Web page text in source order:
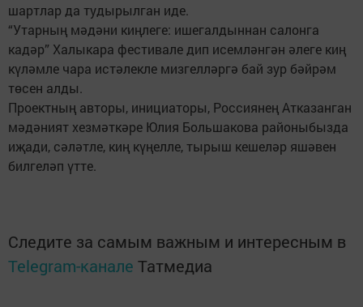
шартлар да тудырылган иде.
“Утарның мәдәни киңлеге: ишегалдыннан салонга
кадәр” Халыкара фестивале дип исемләнгән әлеге киң
күләмле чара истәлекле мизгелләргә бай зур бәйрәм
төсен алды.
Проектның авторы, инициаторы, Россиянең Атказанган
мәдәният хезмәткәре Юлия Большакова районыбызда
иҗади, сәләтле, киң күңелле, тырыш кешеләр яшәвен
билгеләп үтте.
Следите за самым важным и интересным в
Telegram-канале Татмедиа